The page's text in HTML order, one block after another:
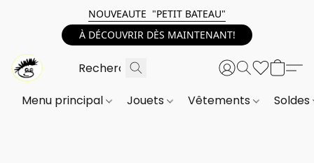
NOUVEAUTE "PETIT BATEAU"
À DÉCOUVRIR DÈS MAINTENANT!
Menu principal Jouets Vêtements Soldes